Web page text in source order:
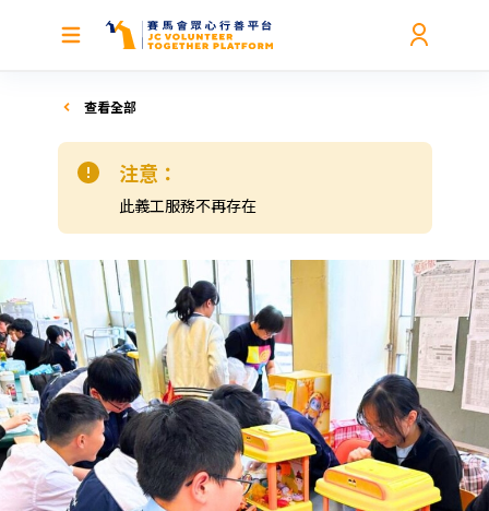
查看全部
注意：
此義工服務不再存在